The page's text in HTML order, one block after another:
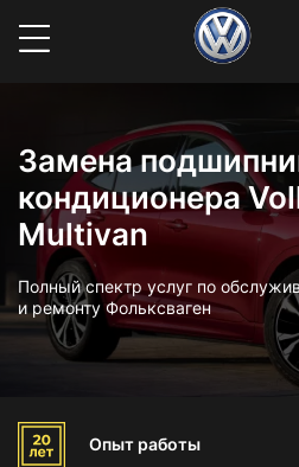
Замена
кондиционера
Multivan
Полный спектр услуг по
и ремонту Фольксваген
Опыт работы